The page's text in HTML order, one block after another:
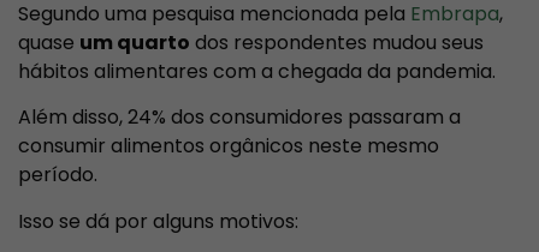
Segundo uma pesquisa mencionada pela Embrapa,
quase um quarto dos respondentes mudou seus
hábitos alimentares com a chegada da pandemia.
Além disso, 24% dos consumidores passaram a
consumir alimentos orgânicos neste mesmo
período.
Isso se dá por alguns motivos: